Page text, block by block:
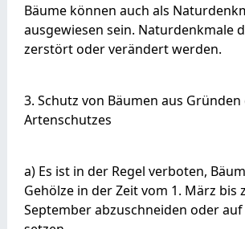
Bäume können auch als
ausgewiesen sein. Naturdenkmale
zerstört oder verändert werden.
3. Schutz von Bäumen aus Gründen
Artenschutzes
a) Es ist in der Regel verboten,
Gehölze in der Zeit vom 1. März bis
September abzuschneiden oder